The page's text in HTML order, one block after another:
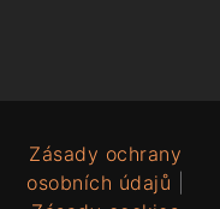
Zásady ochrany
osobních údajů